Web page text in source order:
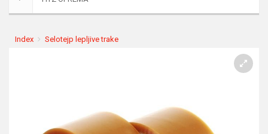
Index Selotejp lepljive trake